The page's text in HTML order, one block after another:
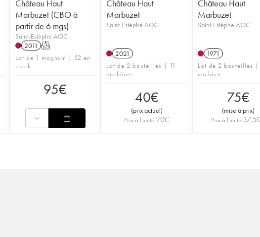
Château Haut
Marbuzet (CBO à
partir de 6 mgs)
Saint-Estèphe AOC
2011 T
Lot de 1 magnum | 52 en
stock
95€
Château Haut
Marbuzet
Saint-Estèphe AOC
2021
Lot de 2 bouteilles | 11
enchères
40€
(prix actuel)
Prix à l'unité 20€
Château Haut
Marbuzet
Saint-Estèphe AOC
1971
Lot de 2 bouteilles |
enchère
75€
(mise à prix)
Prix à l'unité